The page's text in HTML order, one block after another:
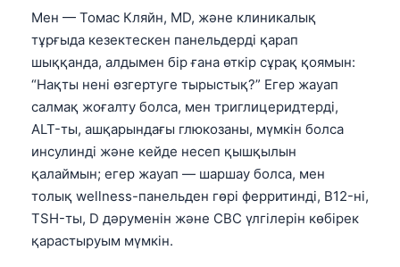
Мен — Томас Кляйн, MD, және клиникалық
тұрғыда кезектескен панельдерді қарап
шыққанда, алдымен бір ғана өткір сұрақ қоямын:
“Нақты нені өзгертуге тырыстық?” Егер жауап
салмақ жоғалту болса, мен триглицеридтерді,
ALT-ты, ашқарындағы глюкозаны, мүмкін болса
инсулинді және кейде несеп қышқылын
қалаймын; егер жауап — шаршау болса, мен
толық wellness-панельден гөрі ферритинді, B12-ні,
TSH-ты, D дәруменін және CBC үлгілерін көбірек
қарастыруым мүмкін.